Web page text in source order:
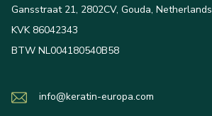
Gansstraat 21, 2802CV, Gouda, Netherlands
KVK 86042343
BTW NL004180540B58
info@keratin-europa.com